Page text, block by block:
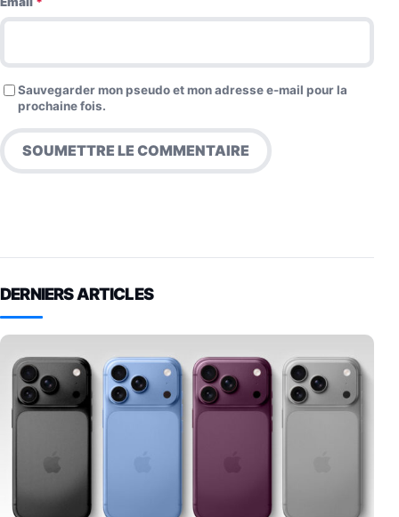
Sauvegarder mon pseudo et mon adresse e-mail pour la
prochaine fois.
DERNIERS ARTICLES